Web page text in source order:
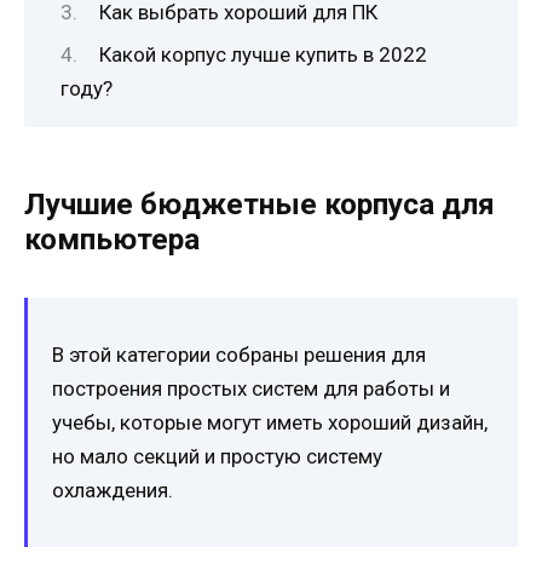
Как выбрать хороший для ПК
Какой корпус лучше купить в 2022
году?
Лучшие бюджетные корпуса для
компьютера
В этой категории собраны решения для
построения простых систем для работы и
учебы, которые могут иметь хороший дизайн,
но мало секций и простую систему
охлаждения.